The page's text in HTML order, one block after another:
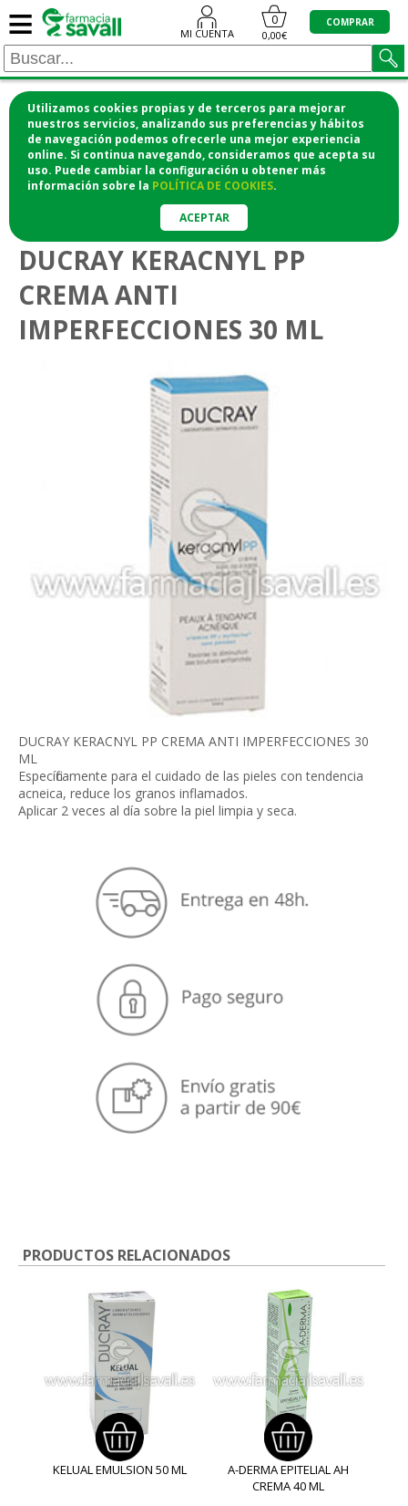
Utilizamos cookies propias y de terceros para mejorar
nuestros servicios, analizando sus preferencias y hábitos
de navegación podemos ofrecerle una mejor experiencia
online. Si continua navegando, consideramos que acepta su
uso. Puede cambiar la configuración u obtener más
información sobre la POLÍTICA DE COOKIES.
ACEPTAR
≡ MI CUENTA
0
0,00€
COMPRAR
¡COMPRA CÓMODAMENTE DESDE CASA Y RECOGE
EN LA FARMACIA!
o si lo prefieres te lo mandamos a casa
Cosmética facial >
DUCRAY KERACNYL PP
CREMA ANTI
IMPERFECCIONES 30 ML
DUCRAY KERACNYL PP CREMA ANTI IMPERFECCIONES 30
ML
Específicamente para el cuidado de las pieles con tendencia
acneica, reduce los granos inflamados.
Aplicar 2 veces al día sobre la piel limpia y seca.
PRODUCTOS RELACIONADOS
KELUAL EMULSION 50 ML
A-DERMA EPITELIAL AH
CREMA 40 ML